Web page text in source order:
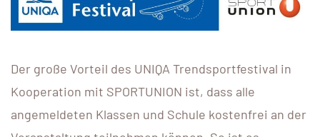
Der große Vorteil des UNIQA Trendsportfestival in
Kooperation mit SPORTUNION ist, dass alle
angemeldeten Klassen und Schule kostenfrei an der